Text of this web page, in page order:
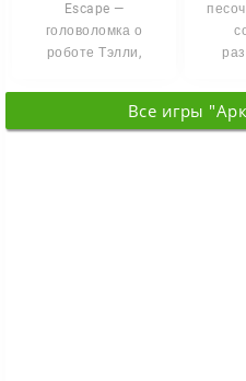
Escape —
головоломка о
роботе Тэлли,
пройти через
Все игры